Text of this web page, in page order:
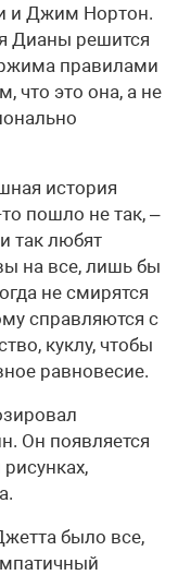
и Джим Нортон.
Дианы решится
правилами
что это она, а не
история
пошло не так, –
так любят
на все, лишь бы
не смирятся
справляются с
куклу, чтобы
равновесие.
Он появляется
было все,